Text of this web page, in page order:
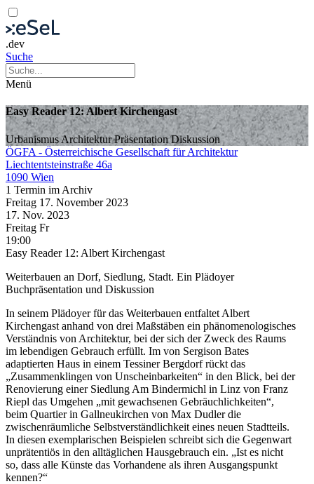
.dev
Suche
Menü
Easy Reader 12: Albert Kirchengast
UrbanismusArchitekturPräsentationDiskussion
ÖGFA - Österreichische Gesellschaft für Architektur
Liechtentsteinstraße 46a
1090 Wien
1 Termin im Archiv
Freitag 17. November 2023
17. Nov. 2023
Freitag Fr
19:00
Easy Reader 12: Albert Kirchengast
Weiterbauen an Dorf, Siedlung, Stadt. Ein Plädoyer
Buchpräsentation und Diskussion
In seinem Plädoyer für das Weiterbauen entfaltet Albert
Kirchengast anhand von drei Maßstäben ein phänomenologisches
Verständnis von Architektur, bei der sich der Zweck des Raums
im lebendigen Gebrauch erfüllt. Im von Sergison Bates
adaptierten Haus in einem Tessiner Bergdorf rückt das
„Zusammenklingen von Unscheinbarkeiten“ in den Blick, bei der
Renovierung einer Siedlung Am Bindermichl in Linz von Franz
Riepl das Umgehen „mit gewachsenen Gebräuchlichkeiten“,
beim Quartier in Gallneukirchen von Max Dudler die
zwischenräumliche Selbstverständlichkeit eines neuen Stadtteils.
In diesen exemplarischen Beispielen schreibt sich die Gegenwart
unprätentiös in den alltäglichen Hausgebrauch ein. „Ist es nicht
so, dass alle Künste das Vorhandene als ihren Ausgangspunkt
kennen?“